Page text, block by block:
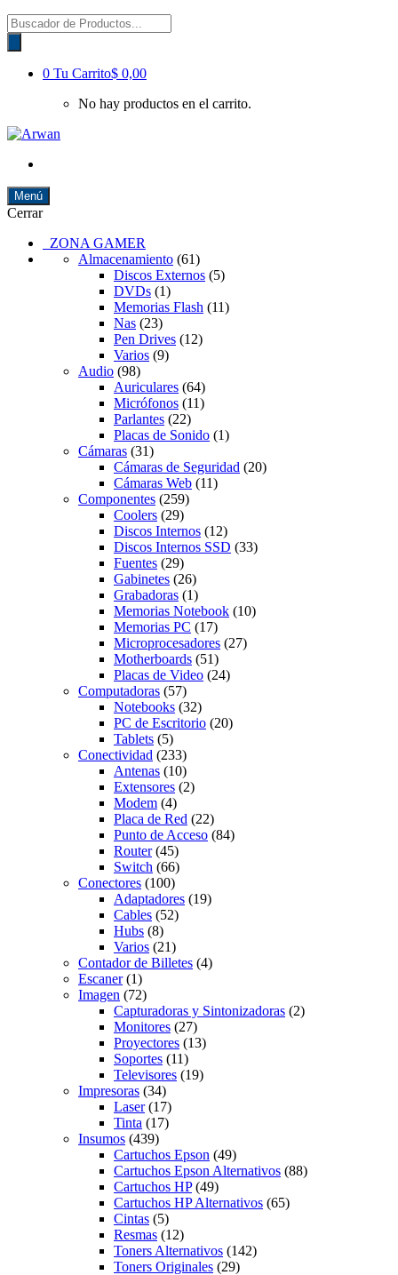
Búsqueda
de
productos
0 Tu Carrito$ 0,00
No hay productos en el carrito.
Menú
Cerrar
ZONA GAMER
Almacenamiento (61)
Discos Externos (5)
DVDs (1)
Memorias Flash (11)
Nas (23)
Pen Drives (12)
Varios (9)
Audio (98)
Auriculares (64)
Micrófonos (11)
Parlantes (22)
Placas de Sonido (1)
Cámaras (31)
Cámaras de Seguridad (20)
Cámaras Web (11)
Componentes (259)
Coolers (29)
Discos Internos (12)
Discos Internos SSD (33)
Fuentes (29)
Gabinetes (26)
Grabadoras (1)
Memorias Notebook (10)
Memorias PC (17)
Microprocesadores (27)
Motherboards (51)
Placas de Video (24)
Computadoras (57)
Notebooks (32)
PC de Escritorio (20)
Tablets (5)
Conectividad (233)
Antenas (10)
Extensores (2)
Modem (4)
Placa de Red (22)
Punto de Acceso (84)
Router (45)
Switch (66)
Conectores (100)
Adaptadores (19)
Cables (52)
Hubs (8)
Varios (21)
Contador de Billetes (4)
Escaner (1)
Imagen (72)
Capturadoras y Sintonizadoras (2)
Monitores (27)
Proyectores (13)
Soportes (11)
Televisores (19)
Impresoras (34)
Laser (17)
Tinta (17)
Insumos (439)
Cartuchos Epson (49)
Cartuchos Epson Alternativos (88)
Cartuchos HP (49)
Cartuchos HP Alternativos (65)
Cintas (5)
Resmas (12)
Toners Alternativos (142)
Toners Originales (29)